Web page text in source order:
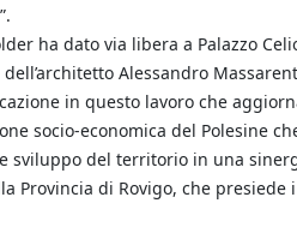
ha dato via libera a Palazzo
Alessandro
in questo lavoro che
socio-economica del Polesine
sviluppo del territorio in una
Provincia di Rovigo, che presiede